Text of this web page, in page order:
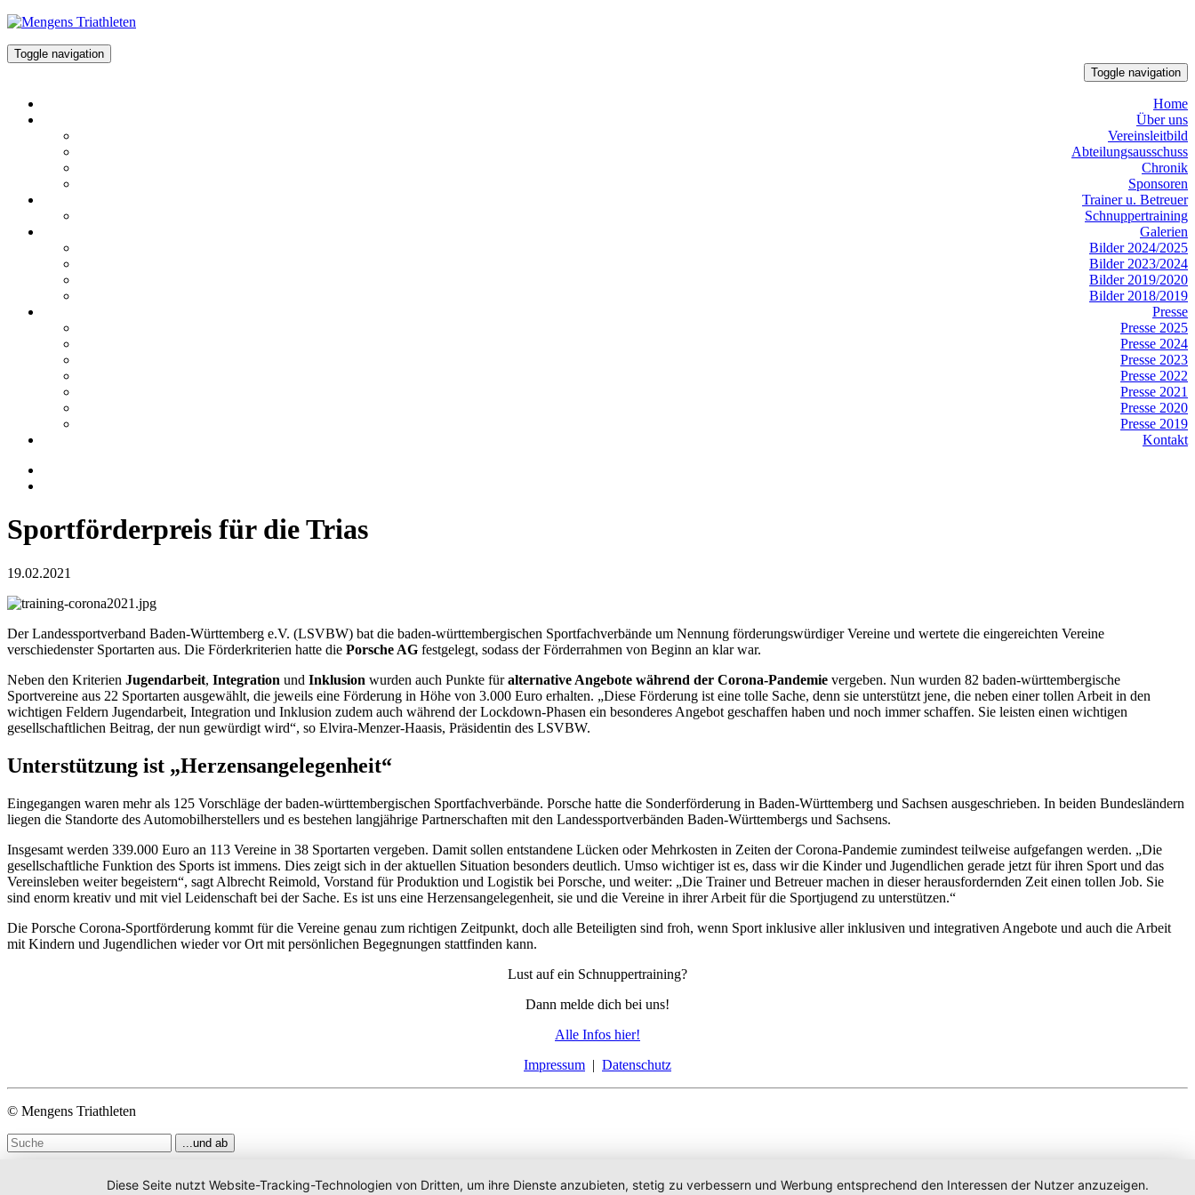
Toggle navigation
Toggle navigation
Home
Über uns
Vereinsleitbild
Abteilungsausschuss
Chronik
Sponsoren
Trainer u. Betreuer
Schnuppertraining
Galerien
Bilder 2024/2025
Bilder 2023/2024
Bilder 2019/2020
Bilder 2018/2019
Presse
Presse 2025
Presse 2024
Presse 2023
Presse 2022
Presse 2021
Presse 2020
Presse 2019
Kontakt
Sportförderpreis für die Trias
19.02.2021
Der Landessportverband Baden-Württemberg e.V. (LSVBW) bat die baden-württembergischen Sportfachverbände um Nennung förderungswürdiger Vereine und wertete die eingereichten Vereine
verschiedenster Sportarten aus. Die Förderkriterien hatte die Porsche AG festgelegt, sodass der Förderrahmen von Beginn an klar war.
Neben den Kriterien Jugendarbeit, Integration und Inklusion wurden auch Punkte füralternative Angebote während der Corona-Pandemie vergeben. Nun wurden 82 baden-württembergische
Sportvereine aus 22 Sportarten ausgewählt, die jeweils eine Förderung in Höhe von 3.000 Euro erhalten. „Diese Förderung ist eine tolle Sache, denn sie unterstützt jene, die neben einer tollen Arbeit in den
wichtigen Feldern Jugendarbeit, Integration und Inklusion zudem auch während der Lockdown-Phasen ein besonderes Angebot geschaffen haben und noch immer schaffen. Sie leisten einen wichtigen
gesellschaftlichen Beitrag, der nun gewürdigt wird“, so Elvira-Menzer-Haasis, Präsidentin des LSVBW.
Unterstützung ist „Herzensangelegenheit“
Eingegangen waren mehr als 125 Vorschläge der baden-württembergischen Sportfachverbände. Porsche hatte die Sonderförderung in Baden-Württemberg und Sachsen ausgeschrieben. In beiden Bundesländern
liegen die Standorte des Automobilherstellers und es bestehen langjährige Partnerschaften mit den Landessportverbänden Baden-Württembergs und Sachsens.
Insgesamt werden 339.000 Euro an 113 Vereine in 38 Sportarten vergeben. Damit sollen entstandene Lücken oder Mehrkosten in Zeiten der Corona-Pandemie zumindest teilweise aufgefangen werden. „Die
gesellschaftliche Funktion des Sports ist immens. Dies zeigt sich in der aktuellen Situation besonders deutlich. Umso wichtiger ist es, dass wir die Kinder und Jugendlichen gerade jetzt für ihren Sport und das
Vereinsleben weiter begeistern“, sagt Albrecht Reimold, Vorstand für Produktion und Logistik bei Porsche, und weiter: „Die Trainer und Betreuer machen in dieser herausfordernden Zeit einen tollen Job. Sie
sind enorm kreativ und mit viel Leidenschaft bei der Sache. Es ist uns eine Herzensangelegenheit, sie und die Vereine in ihrer Arbeit für die Sportjugend zu unterstützen.“
Die Porsche Corona-Sportförderung kommt für die Vereine genau zum richtigen Zeitpunkt, doch alle Beteiligten sind froh, wenn Sport inklusive aller inklusiven und integrativen Angebote und auch die Arbeit
mit Kindern und Jugendlichen wieder vor Ort mit persönlichen Begegnungen stattfinden kann.
Lust auf ein Schnuppertraining?
Dann melde dich bei uns!
Alle Infos hier!
Impressum | Datenschutz
© Mengens Triathleten
Diese Seite nutzt Website-Tracking-Technologien von Dritten, um ihre Dienste anzubieten, stetig zu verbessern und Werbung entsprechend den Interessen der Nutzer anzuzeigen.